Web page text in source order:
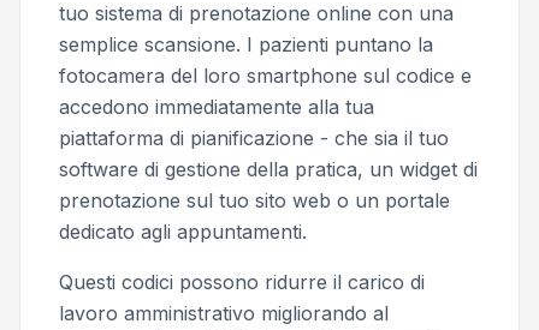
tuo sistema di prenotazione online con una
semplice scansione. I pazienti puntano la
fotocamera del loro smartphone sul codice e
accedono immediatamente alla tua
piattaforma di pianificazione - che sia il tuo
software di gestione della pratica, un widget di
prenotazione sul tuo sito web o un portale
dedicato agli appuntamenti.
Questi codici possono ridurre il carico di
lavoro amministrativo migliorando al